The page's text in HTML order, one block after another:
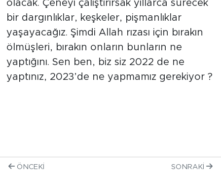
olacak. Çeneyi çalıştırırsak yıllarca sürecek
bir dargınlıklar, keşkeler, pişmanlıklar
yaşayacağız. Şimdi Allah rızası için bırakın
ölmüşleri, bırakın onların bunların ne
yaptığını. Sen ben, biz siz 2022 de ne
yaptınız, 2023’de ne yapmamız gerekiyor ?
ÖNCEKI SONRAKI